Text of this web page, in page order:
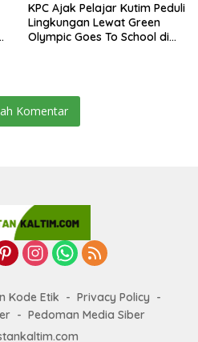
KPC Ajak Pelajar Kutim Peduli
Lingkungan Lewat Green
Olympic Goes To School di
Komentar
Kode Etik
Privacy Policy
Pedoman Media Siber